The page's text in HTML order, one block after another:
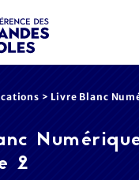
> Livre Blanc
2